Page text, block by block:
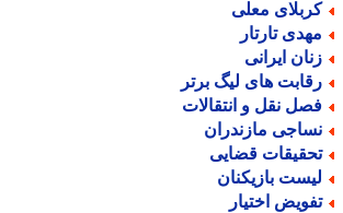
معلی
تارتار
ایرانی
های لیگ برتر
نقل و انتقالات
مازندران
قضایی
بازیکنان
اختیار